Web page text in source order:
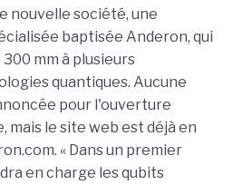
nouvelle société, une
baptisée Anderon, qui
mm à plusieurs
quantiques. Aucune
pour l'ouverture
mais le site web est déjà en
« Dans un premier
en charge les qubits